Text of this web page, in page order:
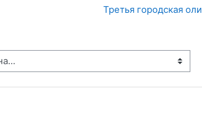
Третья городская